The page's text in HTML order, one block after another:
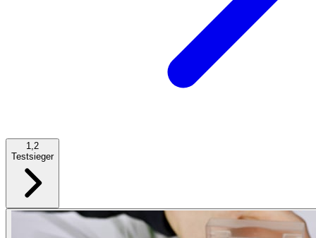
1,2
Testsieger